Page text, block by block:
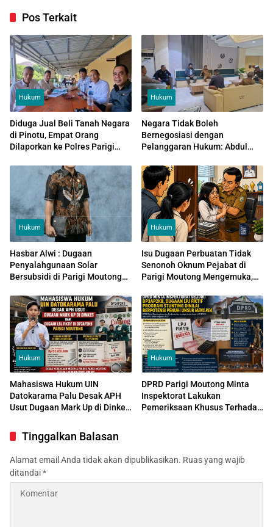
Pos Terkait
Hukum
Diduga Jual Beli Tanah Negara
di Pinotu, Empat Orang
Dilaporkan ke Polres Parigi
Hukum
Negara Tidak Boleh
Bernegosiasi dengan
Pelanggaran Hukum: Abdul
Kayuboko Ilegal, Ajak Pelaku
PETI Normalisasi Sungai
Hukum
Hasbar Alwi : Dugaan
Penyalahgunaan Solar
Bersubsidi di Parigi Moutong
Diternak”
Hukum
Isu Dugaan Perbuatan Tidak
Senonoh Oknum Pejabat di
Parigi Moutong Mengemuka,
Kantor Dinas
Hukum
Mahasiswa Hukum UIN
Datokarama Palu Desak APH
Usut Dugaan Mark Up di Dinkes
DP3AP2KB Parigi Moutong
Hukum
DPRD Parigi Moutong Minta
Inspektorat Lakukan
Pemeriksaan Khusus Terhadap
Tinggalkan Balasan
Alamat email Anda tidak akan dipublikasikan. Ruas yang wajib
ditandai*